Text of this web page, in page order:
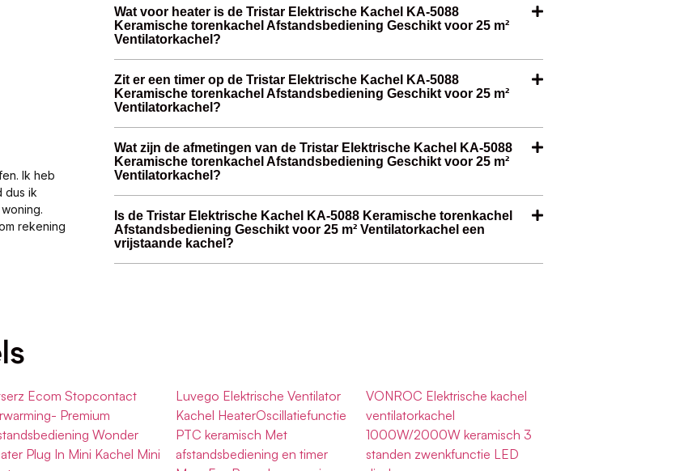
Ik heb
dus ik
rekening
Wat voor heater is de Tristar Elektrische Kachel KA-5088
Keramische torenkachel Afstandsbediening Geschikt voor 25 m²
Ventilatorkachel?
Zit er een timer op de Tristar Elektrische Kachel KA-5088
Keramische torenkachel Afstandsbediening Geschikt voor 25 m²
Ventilatorkachel?
Wat zijn de afmetingen van de Tristar Elektrische Kachel KA-5088
Keramische torenkachel Afstandsbediening Geschikt voor 25 m²
Ventilatorkachel?
Is de Tristar Elektrische Kachel KA-5088 Keramische torenkachel
Afstandsbediening Geschikt voor 25 m² Ventilatorkachel een
vrijstaande kachel?
Ecom Stopcontact
Premium
Wonder
Plug In Mini Kachel Mini
Luvego Elektrische Ventilator
Kachel HeaterOscillatiefunctie
PTC keramisch Met
afstandsbediening en timer
VONROC Elektrische kachel
ventilatorkachel
1000W/2000W keramisch 3
standen zwenkfunctie LED